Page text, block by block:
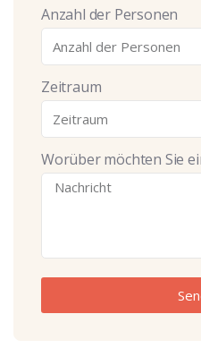
Anzahl der Personen
Zeitraum
Worüber möchten Sie